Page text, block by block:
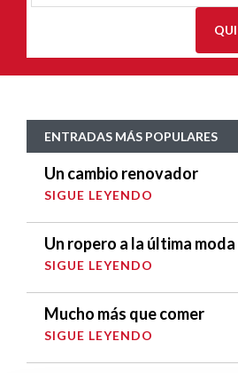
ENTRADAS MÁS POPULARES
Un cambio renovador
SIGUE LEYENDO
Un ropero a la última moda
SIGUE LEYENDO
Mucho más que comer
SIGUE LEYENDO